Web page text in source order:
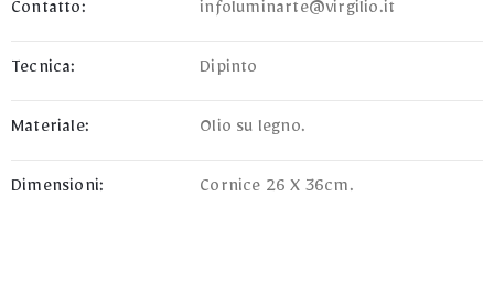
Contatto: infoluminarte@virgilio.it
Tecnica: Dipinto
Materiale: Olio su legno.
Dimensioni: Cornice 26 X 36cm.